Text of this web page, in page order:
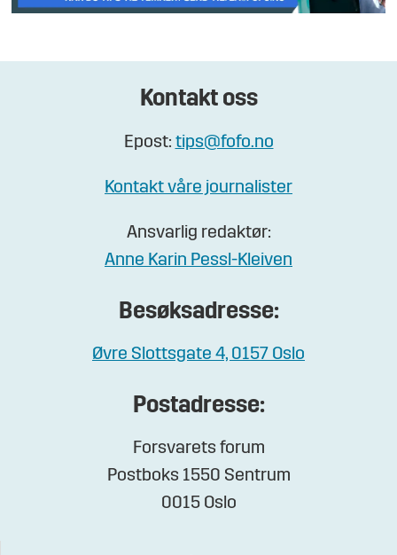
Kontakt oss
Epost: tips@fofo.no
Kontakt våre journalister
Ansvarlig redaktør:
Anne Karin Pessl-Kleiven
Besøksadresse:
Øvre Slottsgate 4, 0157 Oslo
Postadresse:
Forsvarets forum
Postboks 1550 Sentrum
0015 Oslo